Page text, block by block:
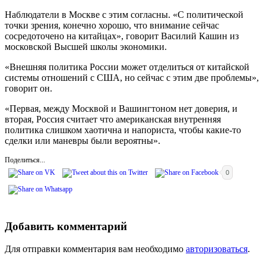
Наблюдатели в Москве с этим согласны. «С политической
точки зрения, конечно хорошо, что внимание сейчас
сосредоточено на китайцах», говорит Василий Кашин из
московской Высшей школы экономики.
«Внешняя политика России может отделиться от китайской
системы отношений с США, но сейчас с этим две проблемы»,
говорит он.
«Первая, между Москвой и Вашингтоном нет доверия, и
вторая, Россия считает что американская внутренняя
политика слишком хаотична и напориста, чтобы какие-то
сделки или маневры были вероятны».
Поделиться...
0
Добавить комментарий
Для отправки комментария вам необходимо авторизоваться.